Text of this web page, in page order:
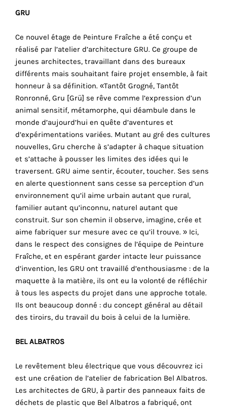
GRU
Ce nouvel étage de Peinture Fraîche a été conçu et
réalisé par l’atelier d’architecture GRU. Ce groupe de
jeunes architectes, travaillant dans des bureaux
différents mais souhaitant faire projet ensemble, à fait
honneur à sa définition. «Tantôt Grogné, Tantôt
Ronronné, Gru [Grü] se rêve comme l’expression d’un
animal sensitif, métamorphe, qui déambule dans le
monde d’aujourd’hui en quête d’aventures et
d’expérimentations variées. Mutant au gré des cultures
nouvelles, Gru cherche à s’adapter à chaque situation
et s’attache à pousser les limites des idées qui le
traversent. GRU aime sentir, écouter, toucher. Ses sens
en alerte questionnent sans cesse sa perception d’un
environnement qu’il aime urbain autant que rural,
familier autant qu’inconnu, naturel autant que
construit. Sur son chemin il observe, imagine, crée et
aime fabriquer sur mesure avec ce qu’il trouve. » Ici,
dans le respect des consignes de l’équipe de Peinture
Fraîche, et en espérant garder intacte leur puissance
d’invention, les GRU ont travaillé d’enthousiasme : de la
maquette à la matière, ils ont eu la volonté de réfléchir
à tous les aspects du projet dans une approche totale.
Ils ont beaucoup donné : du concept général au détail
des tiroirs, du travail du bois à celui de la lumière.
BEL ALBATROS
Le revêtement bleu électrique que vous découvrez ici
est une création de l’atelier de fabrication Bel Albatros.
Les architectes de GRU, à partir des panneaux faits de
déchets de plastic que Bel Albatros a fabriqué, ont
Faire
son
propre
choix
Cookies
fonctionnels
Ce
paramètre
est
obligatoire
et ne peut
être
désactivé.
fonctionnement